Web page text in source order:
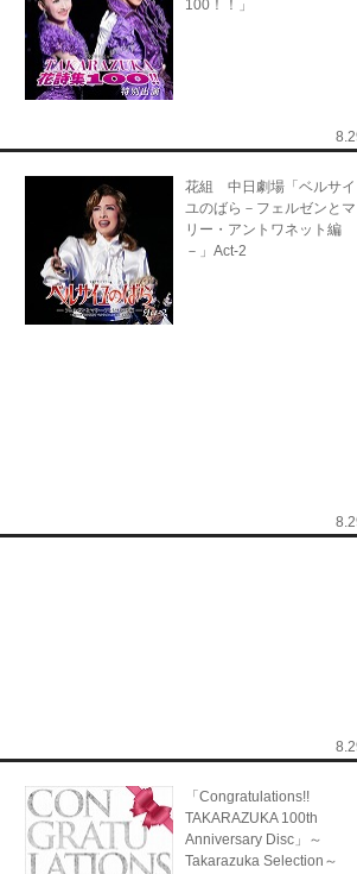
100！！」
花組 中日劇場「ベルサイ
ユのばら－フェルゼンとマ
リー・アントワネット編
－」Act-2
「Congratulations!!
TAKARAZUKA 100th
Anniversary Disc」～
Takarazuka Selection～